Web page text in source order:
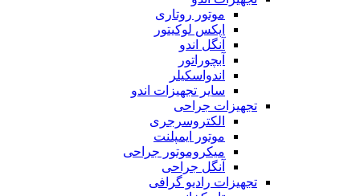
موتور روتاری
اپکس لوکیتور
آنگل اندو
آبچوراتور
اندواسکیلر
سایر تجهیزات اندو
تجهیزات جراحی
الکتروسرجری
موتور ایمپلنت
میکروموتور جراحی
آنگل جراحی
تجهیزات رادیو گرافی